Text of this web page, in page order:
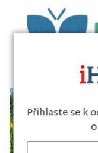
Přihlaste se k